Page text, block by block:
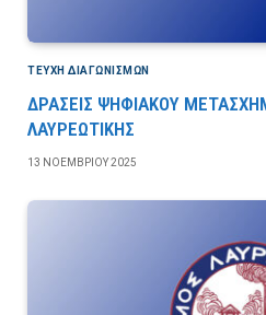
ΤΕΎΧΗ ΔΙΑΓΩΝΙΣΜΏΝ
ΔΡΑΣΕΙΣ ΨΗΦΙΑΚΟΥ
ΛΑΥΡΕΩΤΙΚΗΣ
13 ΝΟΕΜΒΡΊΟΥ 2025